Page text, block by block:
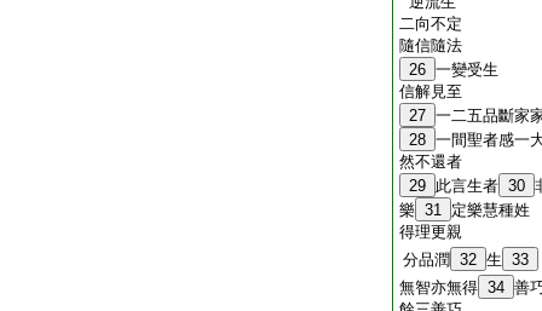
二向不定
隨信隨法
26 一變受生
信解見至
27 一二五品斷家
28 一間聖者感一
然不還者
29 此言生者 30
樂 31 定樂慧種姓
得理更親
分品潤 32 生 33
無智亦無得 34 善